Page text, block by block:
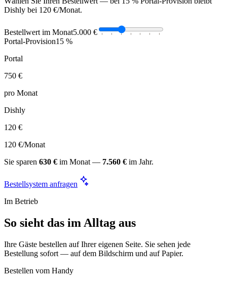
Dishly bei 120 €/Monat.
Bestellwert im Monat5.000 €
Portal-Provision15 %
Portal
750 €
pro Monat
Dishly
120 €
120 €/Monat
Sie sparen 630 € im Monat — 7.560 € im Jahr.
Bestellsystem anfragen
Im Betrieb
So sieht das im Alltag aus
Ihre Gäste bestellen auf Ihrer eigenen Seite. Sie sehen jede
Bestellung sofort — auf dem Bildschirm und auf Papier.
Bestellen vom Handy